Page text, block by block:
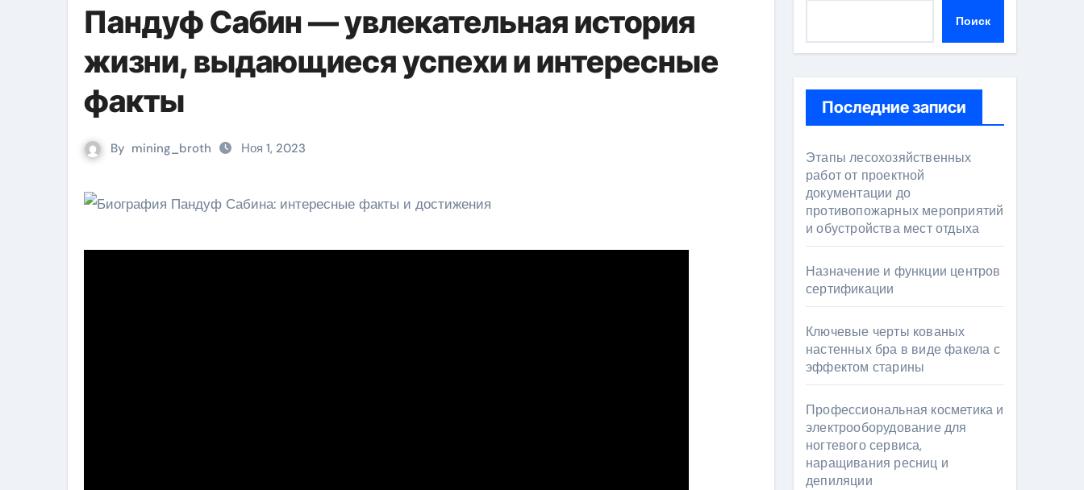
Пандуф Сабин — увлекательная история
жизни, выдающиеся успехи и интересные
факты
By mining_broth Ноя 1, 2023
Поиск
Последние записи
Этапы лесохозяйственных
работ от проектной
документации до
противопожарных мероприятий
и обустройства мест отдыха
Назначение и функции центров
сертификации
Ключевые черты кованых
настенных бра в виде факела с
эффектом старины
Профессиональная косметика и
электрооборудование для
ногтевого сервиса,
наращивания ресниц и
депиляции